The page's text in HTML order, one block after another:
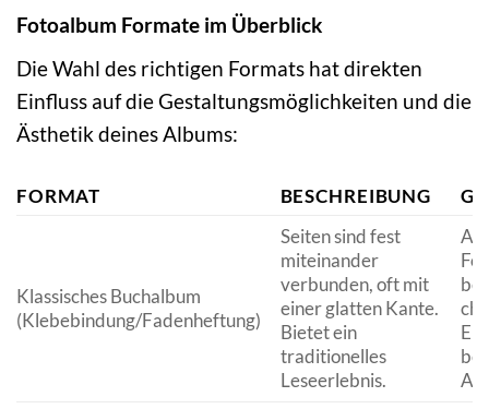
Fotoalbum Formate im Überblick
Die Wahl des richtigen Formats hat direkten
Einfluss auf die Gestaltungsmöglichkeiten und die
Ästhetik deines Albums:
FORMAT BESCHREIBUNG
Klassisches Buchalbum
(Klebebindung/Fadenheftung)
Seiten sind fest
miteinander
verbunden, oft mit
einer glatten Kante.
Bietet ein
traditionelles
Leseerlebnis.